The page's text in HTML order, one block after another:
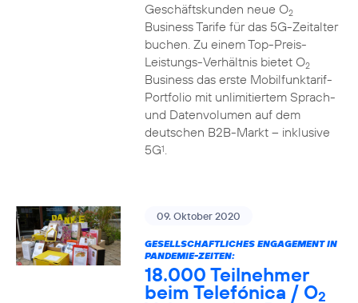
Geschäftskunden neue O2
Business Tarife für das 5G-Zeitalter
buchen. Zu einem Top-Preis-
Leistungs-Verhältnis bietet O2
Business das erste Mobilfunktarif-
Portfolio mit unlimitiertem Sprach-
und Datenvolumen auf dem
deutschen B2B-Markt – inklusive
5G1.
09. Oktober 2020
GESELLSCHAFTLICHES ENGAGEMENT IN
PANDEMIE-ZEITEN:
18.000 Teilnehmer
beim Telefónica / O2